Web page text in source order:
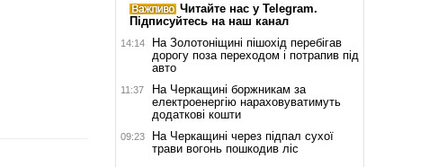
Читайте нас у Telegram.
Підписуйтесь на наш канал
14:14
На Золотоніщині пішохід перебігав
дорогу поза переходом і потрапив під
авто
11:37
На Черкащині боржникам за
електроенергію нараховуватимуть
додаткові кошти
09:23
На Черкащині через підпал сухої
трави вогонь пошкодив ліс